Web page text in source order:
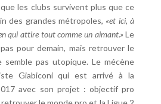
les clubs survivent plus que ce
des grandes métropoles, «et ici, à
qui attire tout comme un aimant.» Le
pour demain, mais retrouver le
semble pas utopique. Le mécène
Giabiconi qui est arrivé à la
avec son projet : objectif pro